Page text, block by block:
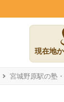
現在地
宮城野原駅の塾